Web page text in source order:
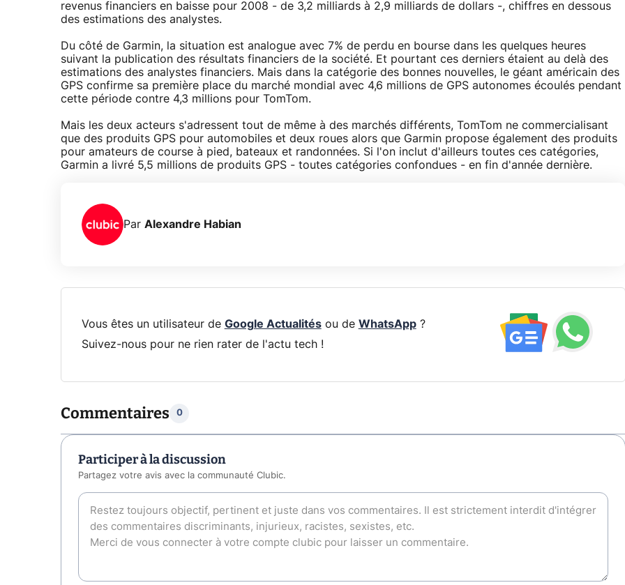
revenus financiers en baisse pour 2008 - de 3,2 milliards à 2,9 milliards de dollars -, chiffres en dessous
des estimations des analystes.
Du côté de Garmin, la situation est analogue avec 7% de perdu en bourse dans les quelques heures
suivant la publication des résultats financiers de la société. Et pourtant ces derniers étaient au delà des
estimations des analystes financiers. Mais dans la catégorie des bonnes nouvelles, le géant américain des
GPS confirme sa première place du marché mondial avec 4,6 millions de GPS autonomes écoulés pendant
cette période contre 4,3 millions pour TomTom.
Mais les deux acteurs s'adressent tout de même à des marchés différents, TomTom ne commercialisant
que des produits GPS pour automobiles et deux roues alors que Garmin propose également des produits
pour amateurs de course à pied, bateaux et randonnées. Si l'on inclut d'ailleurs toutes ces catégories,
Garmin a livré 5,5 millions de produits GPS - toutes catégories confondues - en fin d'année dernière.
Par Alexandre Habian
Vous êtes un utilisateur de Google Actualitésou de WhatsApp?
Suivez-nous pour ne rien rater de l'actu tech !
Commentaires 0
Participer à la discussion
Partagez votre avis avec la communauté Clubic.